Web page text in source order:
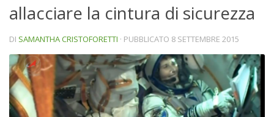
allacciare la cintura di sicurezza
DI SAMANTHA CRISTOFORETTI · PUBBLICATO 8 SETTEMBRE 2015